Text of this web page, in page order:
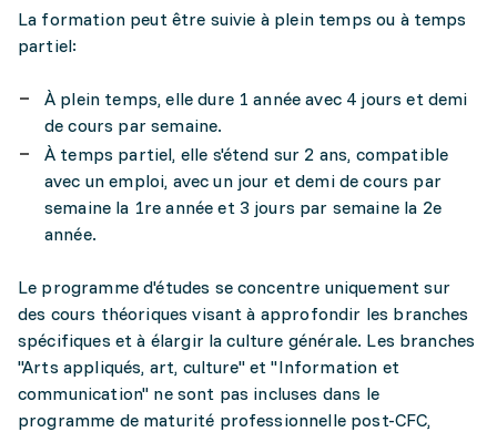
La formation peut être suivie à plein temps ou à temps
partiel:
À plein temps, elle dure 1 année avec 4 jours et demi
de cours par semaine.
À temps partiel, elle s'étend sur 2 ans, compatible
avec un emploi, avec un jour et demi de cours par
semaine la 1re année et 3 jours par semaine la 2e
année.
Le programme d'études se concentre uniquement sur
des cours théoriques visant à approfondir les branches
spécifiques et à élargir la culture générale. Les branches
"Arts appliqués, art, culture" et "Information et
communication" ne sont pas incluses dans le
programme de maturité professionnelle post-CFC,